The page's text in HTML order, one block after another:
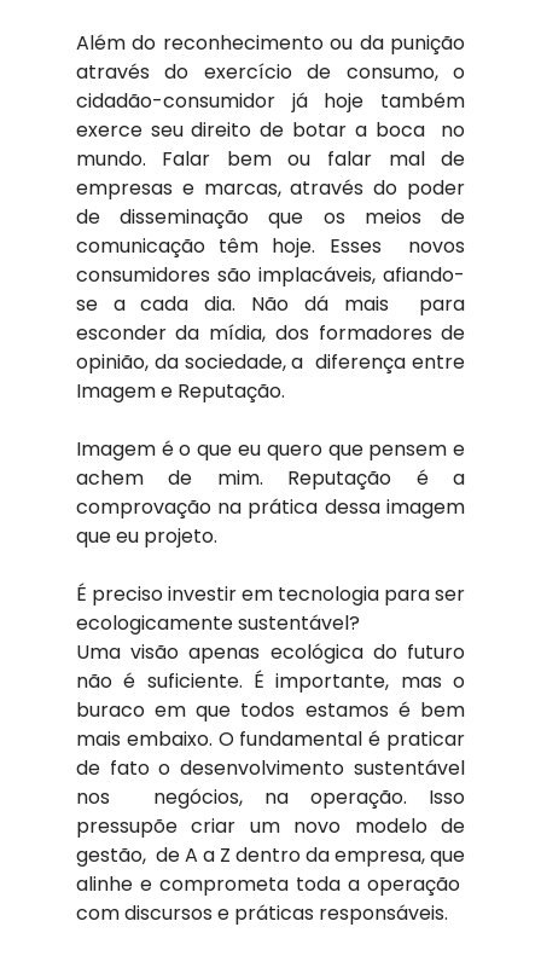
Além do reconhecimento ou da punição
através do exercício de consumo, o
cidadão-consumidor já hoje também
exerce seu direito de botar a boca  no
mundo. Falar bem ou falar mal de
empresas e marcas, através do poder
de disseminação que os meios de
comunicação têm hoje. Esses  novos
consumidores são implacáveis, afiando-
se a cada dia. Não dá mais  para
esconder da mídia, dos formadores de
opinião, da sociedade, a  diferença entre
Imagem e Reputação.
Imagem é o que eu quero que pensem e
achem de mim. Reputação é a
comprovação na prática dessa imagem
que eu projeto.
É preciso investir em tecnologia para ser
ecologicamente sustentável?
Uma visão apenas ecológica do futuro
não é suficiente. É importante, mas o
buraco em que todos estamos é bem
mais embaixo. O fundamental é praticar
de fato o desenvolvimento sustentável
nos  negócios, na operação. Isso
pressupõe criar um novo modelo de
gestão,  de A a Z dentro da empresa, que
alinhe e comprometa toda a operação
com discursos e práticas responsáveis.